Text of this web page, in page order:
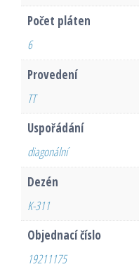
Počet pláten
6
Provedení
TT
Uspořádání
diagonální
Dezén
K-311
Objednací číslo
19211175